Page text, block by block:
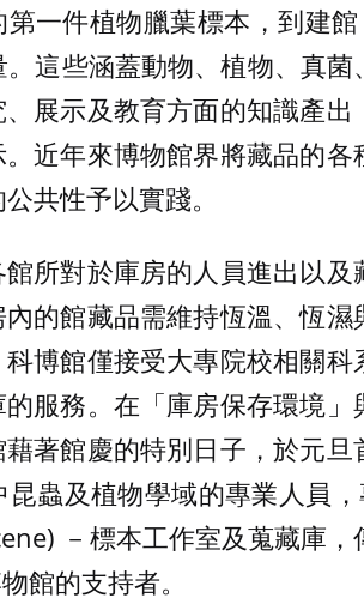
一件植物臘葉標本，到建
這些涵蓋動物、植物、真菌
展示及教育方面的知識產出
近年來博物館界將藏品的各
共性予以實踐。
所對於庫房的人員進出以及
的館藏品需維持恆溫、恆濕
博館僅接受大專院校相關科
服務。在「庫房保存環境」
著館慶的特別日子，於元旦
蟲及植物學域的專業人員
－標本工作室及蒐藏庫，
館的支持者。